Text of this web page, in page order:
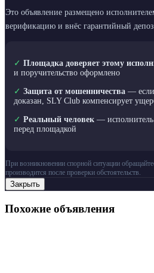
Это объявление размещено
верификацию и внёс гарантийный
✓ Площадка доверяет этому
и поручительство оформлено
✓ Защита от мошенничества — если
доказан, SLY Club компенсирует
✓ Реальный человек — исполнитель
перед площадкой
При возникновении спорной ситуации
производится после проверки обстоятельств.
Закрыть
Похожие объявления